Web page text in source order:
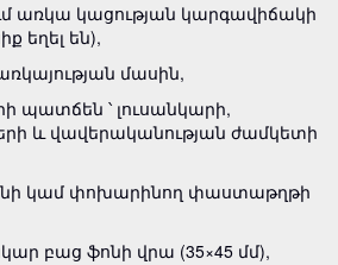
առկա կացության կարգավիճակի
եղել են),
մասին,
պատճեն ՝ լուսանկարի,
և վավերականության ժամկետի
կամ փոխարինող փաստաթղթի
բաց ֆոնի վրա (35×45 մմ),